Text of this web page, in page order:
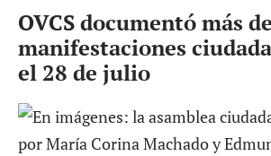
OVCS documentó más
manifestaciones
el 28 de julio